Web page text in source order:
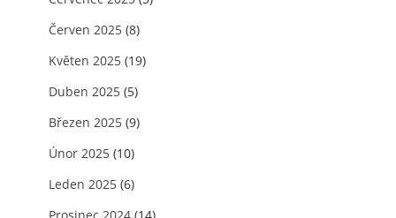
Červen 2025 (8)
Květen 2025 (19)
Duben 2025 (5)
Březen 2025 (9)
Únor 2025 (10)
Leden 2025 (6)